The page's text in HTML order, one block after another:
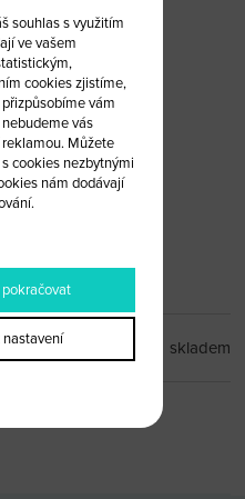
skladem
souhlas s využitím
ve vašem
cookies zjistíme,
vám
vás
Můžete
cookies nezbytnými
nám dodávají
nastavení